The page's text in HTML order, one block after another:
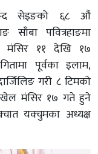
सेइङको ६८ औं
साँबा पवित्रहाङमा
मंसिर ११ देखि १७
पूर्वका इलाम,
गरी ८ टिमको
खेल मंसिर १७ गते हुने
यक्चुमका अध्यक्ष